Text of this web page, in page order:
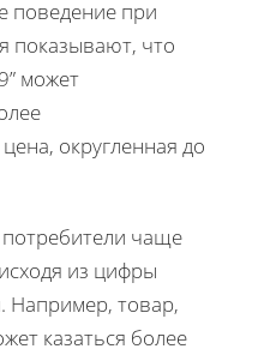
поведение при
показывают, что
может
округленная до
потребители чаще
из цифры
Например, товар,
казаться более